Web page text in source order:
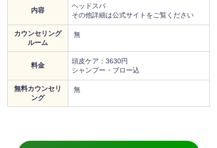
内容
ヘッドスパ
その他詳細は公式サイトをご覧ください
カウンセリング
ルーム
無
料金
頭皮ケア：3630円
シャンプー・ブロー込
無料カウンセリ
ング
無